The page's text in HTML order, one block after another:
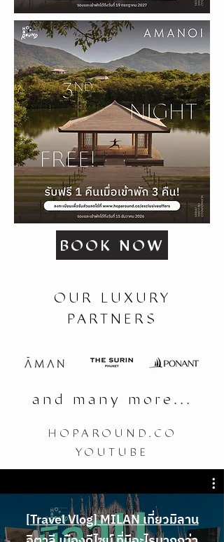
BOOK NOW
OUR LUXURY
PARTNERS
and many more...
HOPAROUND.CO
YOUTUBE
[Travel Vlog] MILAN เที่ยวมิลาน